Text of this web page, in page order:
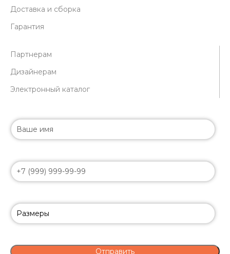
Доставка и сборка
Гарантия
Партнерам
Дизайнерам
Электронный каталог